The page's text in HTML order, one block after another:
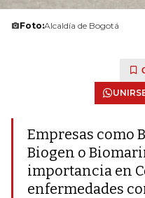
Foto:Alcaldía de Bogotá
Empresas como
Biogen o
importancia en
enfermedades